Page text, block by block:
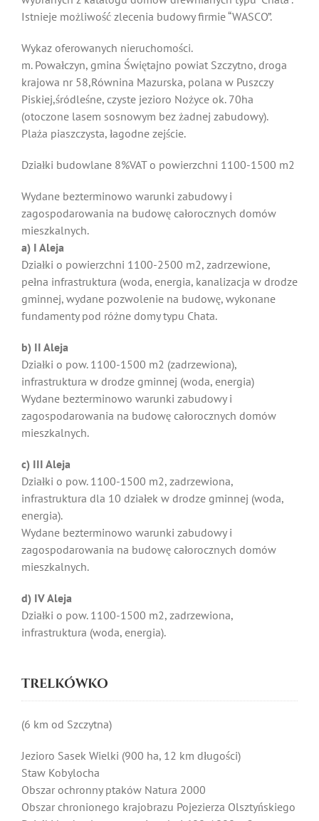
Istnieje możliwość zlecenia budowy firmie “WASCO”.
Wykaz oferowanych nieruchomości.
m. Powałczyn, gmina Świętajno powiat Szczytno, droga
krajowa nr 58,Równina Mazurska, polana w Puszczy
Piskiej,śródleśne, czyste jezioro Nożyce ok. 70ha
(otoczone lasem sosnowym bez żadnej zabudowy).
Plaża piaszczysta, łagodne zejście.
Działki budowlane 8%VAT o powierzchni 1100-1500 m2
Wydane bezterminowo warunki zabudowy i
zagospodarowania na budowę całorocznych domów
mieszkalnych.
a) I Aleja
Działki o powierzchni 1100-2500 m2, zadrzewione,
pełna infrastruktura (woda, energia, kanalizacja w drodze
gminnej, wydane pozwolenie na budowę, wykonane
fundamenty pod różne domy typu Chata.
b) II Aleja
Działki o pow. 1100-1500 m2 (zadrzewiona),
infrastruktura w drodze gminnej (woda, energia)
Wydane bezterminowo warunki zabudowy i
zagospodarowania na budowę całorocznych domów
mieszkalnych.
c) III Aleja
Działki o pow. 1100-1500 m2, zadrzewiona,
infrastruktura dla 10 działek w drodze gminnej (woda,
energia).
Wydane bezterminowo warunki zabudowy i
zagospodarowania na budowę całorocznych domów
mieszkalnych.
d) IV Aleja
Działki o pow. 1100-1500 m2, zadrzewiona,
infrastruktura (woda, energia).
TRELKÓWKO
(6 km od Szczytna)
Jezioro Sasek Wielki (900 ha, 12 km długości)
Staw Kobylocha
Obszar ochronny ptaków Natura 2000
Obszar chronionego krajobrazu Pojezierza Olsztyńskiego